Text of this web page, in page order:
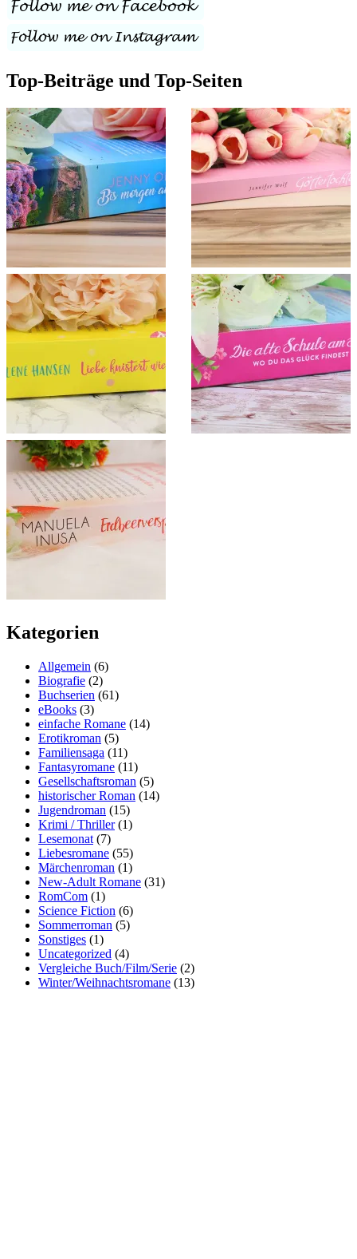
Top-Beiträge und Top-Seiten
Kategorien
Allgemein (6)
Biografie (2)
Buchserien (61)
eBooks (3)
einfache Romane (14)
Erotikroman (5)
Familiensaga (11)
Fantasyromane (11)
Gesellschaftsroman (5)
historischer Roman (14)
Jugendroman (15)
Krimi / Thriller(1)
Lesemonat (7)
Liebesromane (55)
Märchenroman (1)
New-Adult Romane (31)
RomCom (1)
Science Fiction (6)
Sommerroman (5)
Sonstiges (1)
Uncategorized (4)
Vergleiche Buch/Film/Serie (2)
Winter/Weihnachtsromane (13)